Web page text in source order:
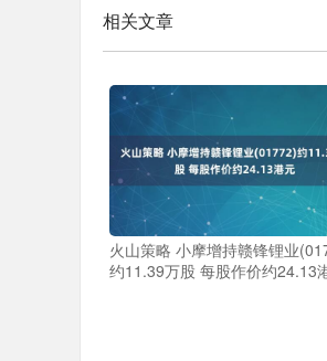
相关文章
火山策略 小摩增持赣锋锂业
约11.39万股 每股作价约24.13